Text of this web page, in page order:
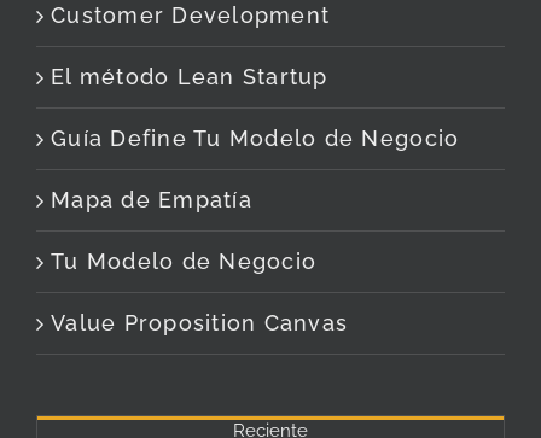
Customer Development
El método Lean Startup
Guía Define Tu Modelo de Negocio
Mapa de Empatía
Tu Modelo de Negocio
Value Proposition Canvas
Reciente